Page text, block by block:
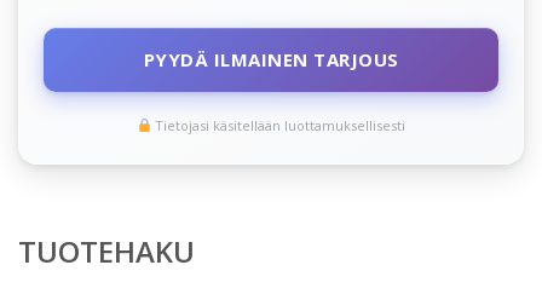
PYYDÄ ILMAINEN TARJOUS
Tietojasi käsitellään luottamuksellisesti
TUOTEHAKU